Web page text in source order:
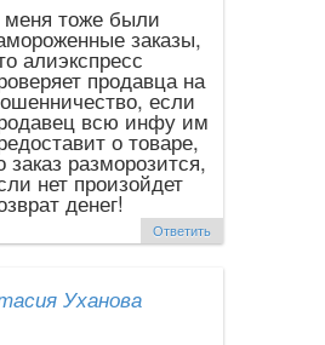
тоже были
заказы,
алиэкспресс
продавца на
если
всю инфу им
о товаре,
заказ разморозится,
нет произойдет
денег!
Ответить
Уханова